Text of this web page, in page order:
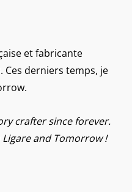
et fabricante
Ces derniers temps, je
crafter since forever.
Ligare and Tomorrow !